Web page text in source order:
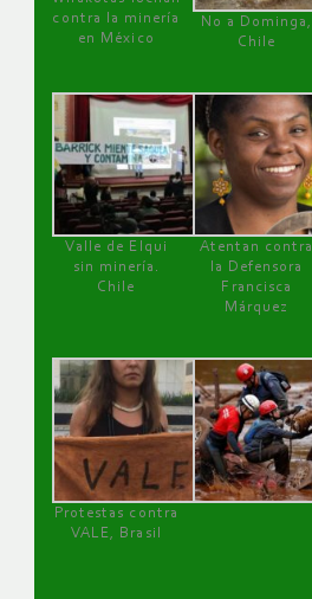
contra la minería
en México
No a Dominga,
Chile
Valle de Elqui
sin minería.
Chile
Atentan contra
la Defensora
Francisca
Márquez
Protestas contra
VALE, Brasil